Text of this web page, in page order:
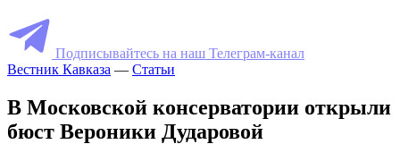
Подписывайтесь на наш Телеграм-канал
Вестник Кавказа — Статьи
В Московской консерватории открыли
бюст Вероники Дударовой